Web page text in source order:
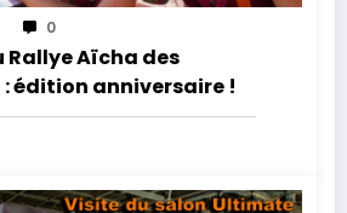
0
Rallye Aïcha des
: édition anniversaire !